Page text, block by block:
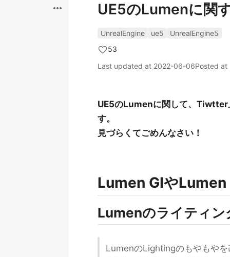
more_horiz UE5のLumenに関
UnrealEngine ue5
UnrealEngine5
53
Last updated at 2022-06-06Posted at
UE5のLumenに関して、Tiwtter
す。
見づらくてごめんなさい！
Lumen GIや
Lumenのライティン
LumenのLightingのもやもや